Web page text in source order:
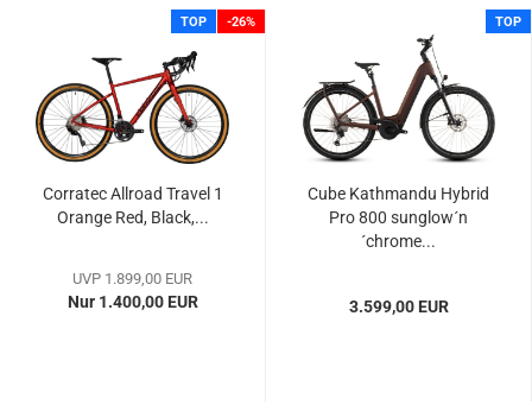
TOP -26%
Corratec Allroad Travel 1
Orange Red, Black,...
UVP 1.899,00 EUR
Nur 1.400,00 EUR
TOP
Cube Kathmandu Hybrid
Pro 800 sunglow´n
´chrome...
3.599,00 EUR